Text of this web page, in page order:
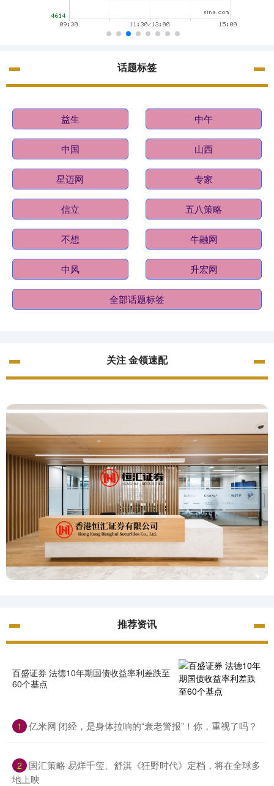
话题标签
益生 中午
中国 山西
星迈网 专家
信立 五八策略
不想 牛融网
中风 升宏网
全部话题标签
关注 金领速配
推荐资讯
百盛证券 法德10年期国债收益率利差跌至
60个基点
1 亿米网 闭经，是身体拉响的“衰老警报”！你，重视了吗？
2
国汇策略 易烊千玺、舒淇《狂野时代》定档，将在全球多
地上映